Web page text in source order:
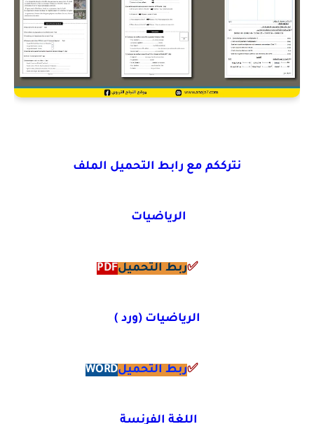
نترككم مع رابط التحميل الملف
الرياضيات
✅ربط التحميلPDF
الرياضيات (ورد )
✅ربط التحميلWORD
اللغة الفرنسة